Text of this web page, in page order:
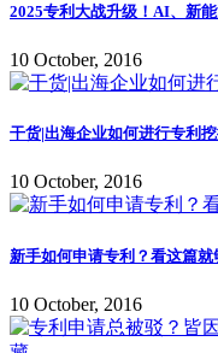
2025专利大战升级！AI、新
10 October, 2016
干货|出海企业如何进行专利
10 October, 2016
新手如何申请专利？看这篇就
10 October, 2016